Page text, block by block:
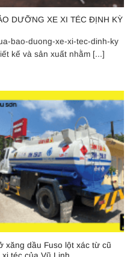
DƯỠNG XE XI TÉC ĐỊNH KỲ
bao-duong-xe-xi-tec-dinh-ky
kế và sản xuất nhằm [...]
xăng dầu Fuso lột xác từ cũ